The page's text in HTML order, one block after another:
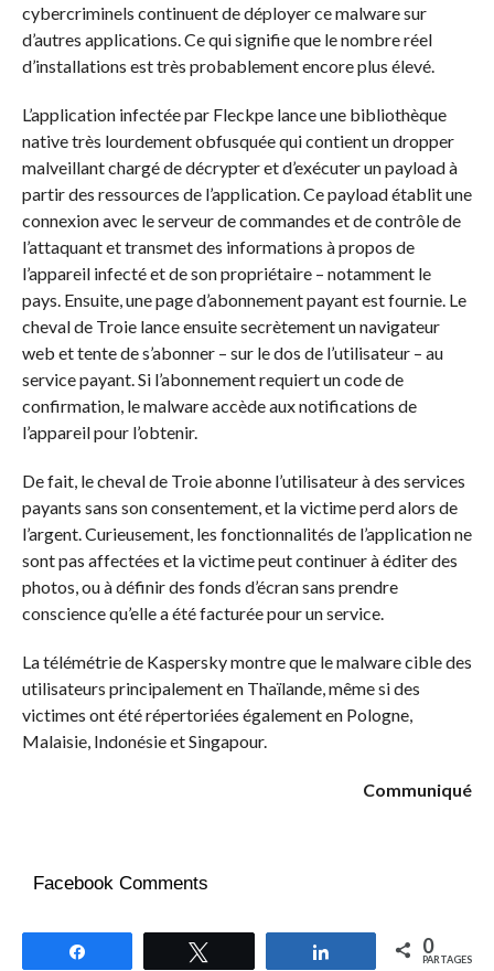
cybercriminels continuent de déployer ce malware sur
d’autres applications. Ce qui signifie que le nombre réel
d’installations est très probablement encore plus élevé.
L’application infectée par Fleckpe lance une bibliothèque
native très lourdement obfusquée qui contient un dropper
malveillant chargé de décrypter et d’exécuter un payload à
partir des ressources de l’application. Ce payload établit une
connexion avec le serveur de commandes et de contrôle de
l’attaquant et transmet des informations à propos de
l’appareil infecté et de son propriétaire – notamment le
pays. Ensuite, une page d’abonnement payant est fournie. Le
cheval de Troie lance ensuite secrètement un navigateur
web et tente de s’abonner – sur le dos de l’utilisateur – au
service payant. Si l’abonnement requiert un code de
confirmation, le malware accède aux notifications de
l’appareil pour l’obtenir.
De fait, le cheval de Troie abonne l’utilisateur à des services
payants sans son consentement, et la victime perd alors de
l’argent. Curieusement, les fonctionnalités de l’application ne
sont pas affectées et la victime peut continuer à éditer des
photos, ou à définir des fonds d’écran sans prendre
conscience qu’elle a été facturée pour un service.
La télémétrie de Kaspersky montre que le malware cible des
utilisateurs principalement en Thaïlande, même si des
victimes ont été répertoriées également en Pologne,
Malaisie, Indonésie et Singapour.
Communiqué
Facebook Comments
Partagez 0
PARTAGES